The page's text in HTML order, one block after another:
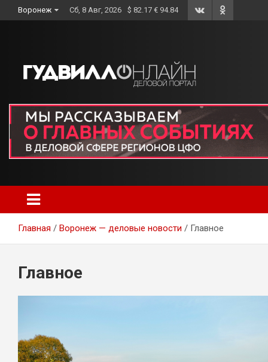
to
Воронеж Сб, 8 Авг, 2026 $ 82.17 € 94.84
Главная Воронеж — деловые новости Главное
Главное